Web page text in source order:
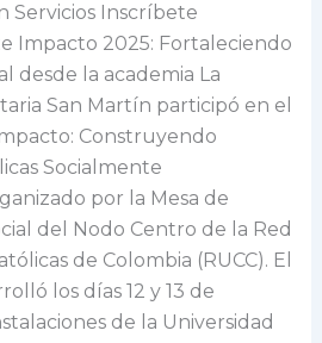
Servicios Inscríbete
Impacto 2025: Fortaleciendo
desde la academia La
San Martín participó en el
Construyendo
Socialmente
por la Mesa de
del Nodo Centro de la Red
de Colombia (RUCC). El
los días 12 y 13 de
de la Universidad